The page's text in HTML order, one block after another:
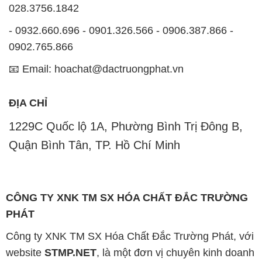
028.3756.1842
- 0932.660.696 - 0901.326.566 - 0906.387.866 -
0902.765.866
📧 Email: hoachat@dactruongphat.vn
ĐỊA CHỈ
1229C Quốc lộ 1A, Phường Bình Trị Đông B,
Quận Bình Tân, TP. Hồ Chí Minh
CÔNG TY XNK TM SX HÓA CHẤT ĐẮC TRƯỜNG
PHÁT
Công ty XNK TM SX Hóa Chất Đắc Trường Phát, với
website STMP.NET, là một đơn vị chuyên kinh doanh